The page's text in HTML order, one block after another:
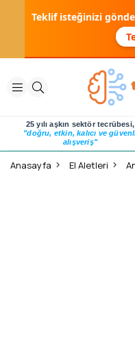
Teklif isteğinizi
25 yılı aşkın sektör tecrübesi,
"doğru, etkin, kalıcı ve
alışveriş"
Anasayfa El Aletleri